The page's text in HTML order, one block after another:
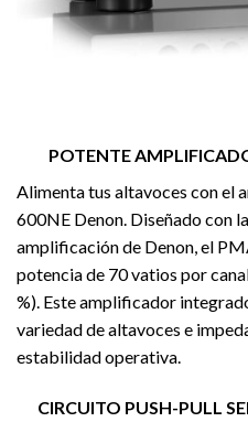
POTENTE
Alimenta tus altavoces con
600NE Denon. Diseñado con
amplificación de Denon, el
potencia de 70 vatios por
%). Este amplificador
variedad de altavoces e
estabilidad operativa.
CIRCUITO PUSH-PULL